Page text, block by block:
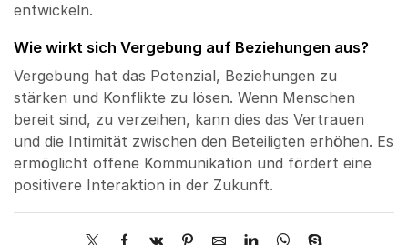
entwickeln.
Wie wirkt sich Vergebung auf Beziehungen aus?
Vergebung hat das Potenzial, Beziehungen zu
stärken und Konflikte zu lösen. Wenn Menschen
bereit sind, zu verzeihen, kann dies das Vertrauen
und die Intimität zwischen den Beteiligten erhöhen. Es
ermöglicht offene Kommunikation und fördert eine
positivere Interaktion in der Zukunft.